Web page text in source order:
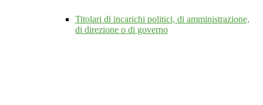
Titolari di incarichi politici, di amministrazione,
di direzione o di governo